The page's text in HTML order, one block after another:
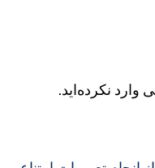
وارد نکرده‌اید.